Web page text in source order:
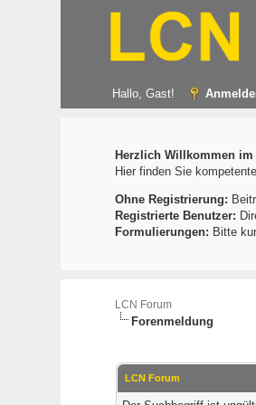
Hallo, Gast!
Herzlich Willkommen
Hier finden Sie
Ohne Registrierung:
Registrierte Benutzer:
Formulierungen: Bitte
LCN Forum
Forenmeldung
LCN Forum